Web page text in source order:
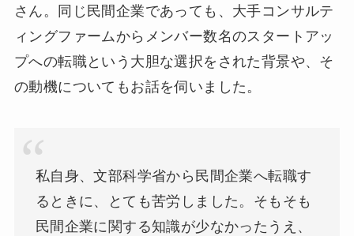
さん。同じ民間企業であっても、大手コンサルテ
ィングファームからメンバー数名のスタートアッ
プへの転職という大胆な選択をされた背景や、そ
の動機についてもお話を伺いました。
私自身、文部科学省から民間企業へ転職す
るときに、とても苦労しました。そもそも
民間企業に関する知識が少なかったうえ、